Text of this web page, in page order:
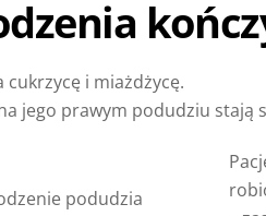
cukrzycę i miażdżycę.
jego prawym podudziu stają
podudzia